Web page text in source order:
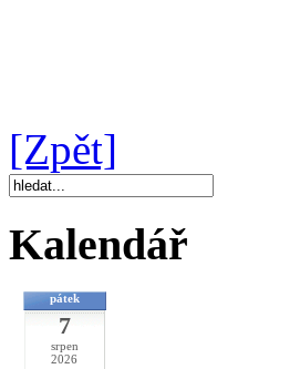
[Zpět]
Kalendář
pátek
7
srpen
2026